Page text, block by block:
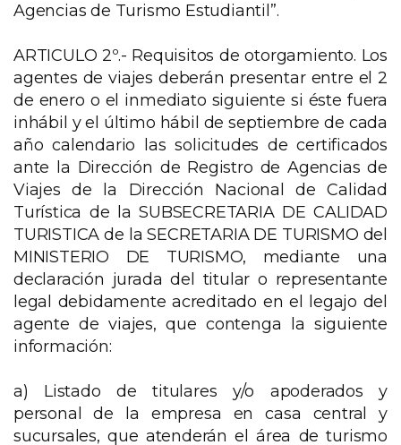
Agencias de Turismo Estudiantil”.
ARTICULO 2º.- Requisitos de otorgamiento. Los
agentes de viajes deberán presentar entre el 2
de enero o el inmediato siguiente si éste fuera
inhábil y el último hábil de septiembre de cada
año calendario las solicitudes de certificados
ante la Dirección de Registro de Agencias de
Viajes de la Dirección Nacional de Calidad
Turística de la SUBSECRETARIA DE CALIDAD
TURISTICA de la SECRETARIA DE TURISMO del
MINISTERIO DE TURISMO, mediante una
declaración jurada del titular o representante
legal debidamente acreditado en el legajo del
agente de viajes, que contenga la siguiente
información:
a) Listado de titulares y/o apoderados y
personal de la empresa en casa central y
sucursales, que atenderán el área de turismo